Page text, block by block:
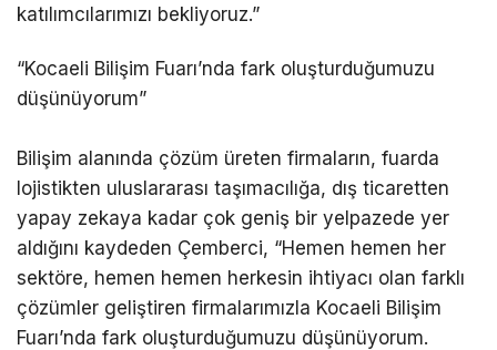
katılımcılarımızı bekliyoruz.”
“Kocaeli Bilişim Fuarı’nda fark oluşturduğumuzu
düşünüyorum”
Bilişim alanında çözüm üreten firmaların, fuarda
lojistikten uluslararası taşımacılığa, dış ticaretten
yapay zekaya kadar çok geniş bir yelpazede yer
aldığını kaydeden Çemberci, “Hemen hemen her
sektöre, hemen hemen herkesin ihtiyacı olan farklı
çözümler geliştiren firmalarımızla Kocaeli Bilişim
Fuarı’nda fark oluşturduğumuzu düşünüyorum.